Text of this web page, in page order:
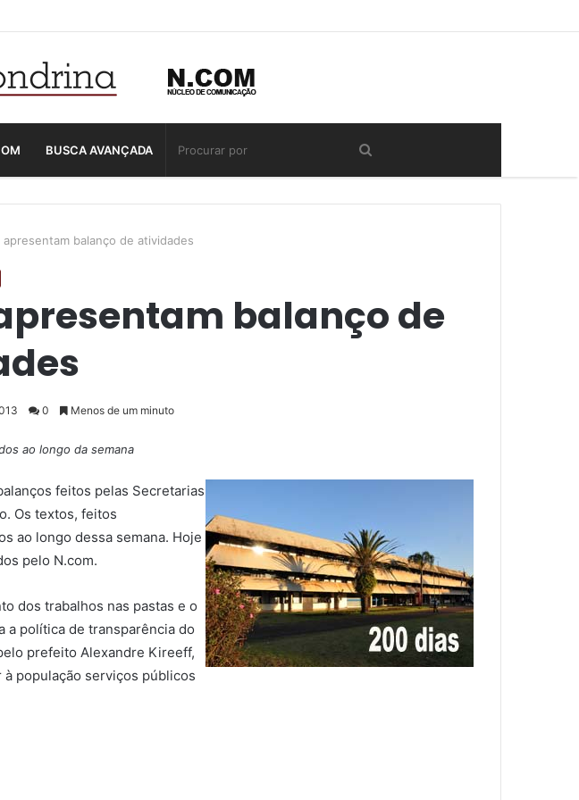
BUSCA AVANÇADA
balanço de atividades
balanço de
0 Menos de um minuto
ao longo da semana
feitos pelas Secretarias
Os textos, feitos
ao longo dessa semana. Hoje
pelo N.com.
dos trabalhos nas pastas e o
a política de transparência do
prefeito Alexandre Kireeff,
população serviços públicos